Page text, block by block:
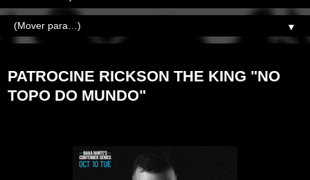
▼
PATROCINE RICKSON THE KING "NO
TOPO DO MUNDO"